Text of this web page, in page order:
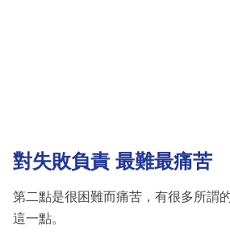
對失敗負責 最難最痛苦
第二點是很困難而痛苦，有很多所謂
這一點。